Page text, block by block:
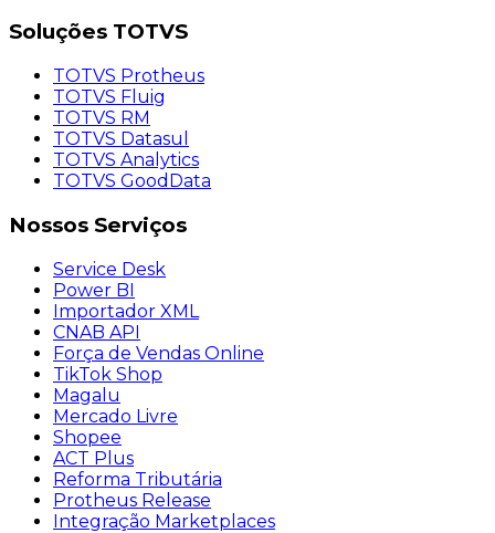
Soluções TOTVS
TOTVS Protheus
TOTVS Fluig
TOTVS RM
TOTVS Datasul
TOTVS Analytics
TOTVS GoodData
Nossos Serviços
Service Desk
Power BI
Importador XML
CNAB API
Força de Vendas Online
TikTok Shop
Magalu
Mercado Livre
Shopee
ACT Plus
Reforma Tributária
Protheus Release
Integração Marketplaces